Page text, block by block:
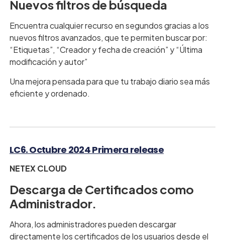
Nuevos filtros de búsqueda
Encuentra cualquier recurso en segundos gracias a los
nuevos filtros avanzados, que te permiten buscar por:
“Etiquetas”, “Creador y fecha de creación” y “Última
modificación y autor”
Una mejora pensada para que tu trabajo diario sea más
eficiente y ordenado.
LC6. Octubre 2024 Primera release
NETEX CLOUD
Descarga de Certificados como
Administrador.
Ahora, los administradores pueden descargar
directamente los certificados de los usuarios desde el